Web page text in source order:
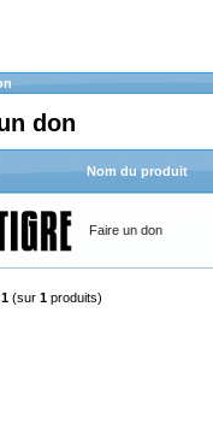
don
Nom du produit
Faire un don
1 (sur 1 produits)